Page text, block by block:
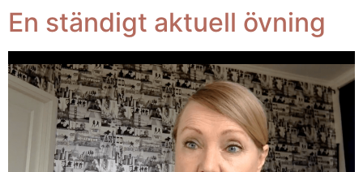
En ständigt aktuell övning